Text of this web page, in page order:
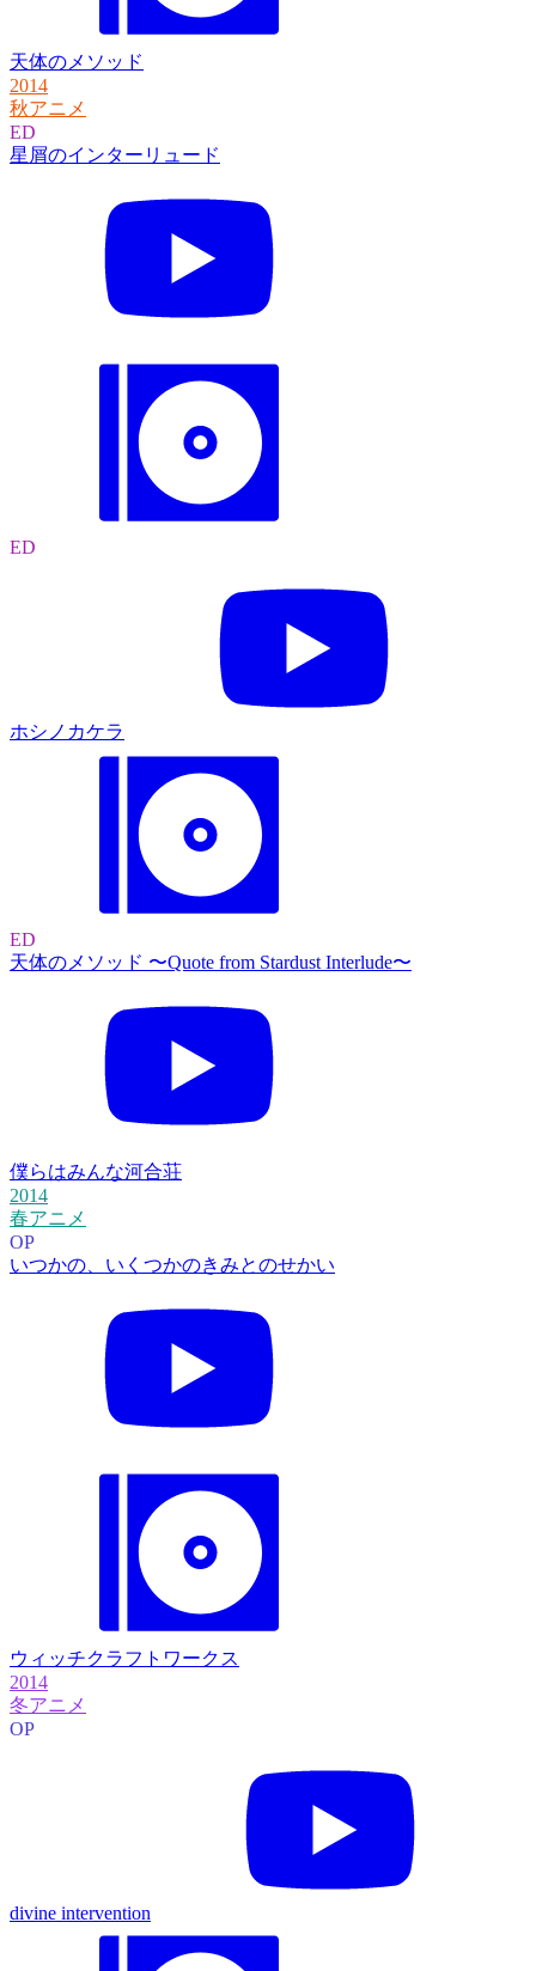
天体のメソッド
2014
秋アニメ
ED
星屑のインターリュード
ED
ホシノカケラ
ED
天体のメソッド 〜Quote from Stardust Interlude〜
僕らはみんな河合荘
2014
春アニメ
OP
いつかの、いくつかのきみとのせかい
ウィッチクラフトワークス
2014
冬アニメ
OP
divine intervention